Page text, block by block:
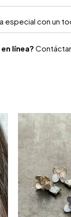
especial con un
línea?